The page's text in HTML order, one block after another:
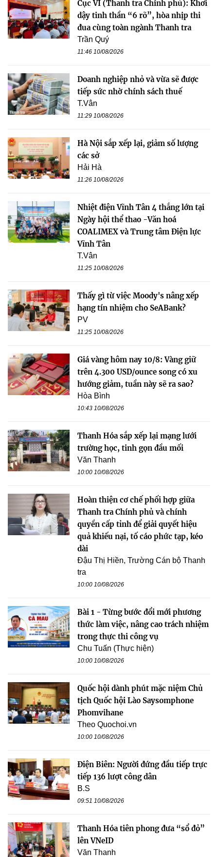
Cục VI (Thanh tra Chính phủ): Khơi
dậy tinh thần “6 rõ”, hòa nhịp thi
đua cùng toàn ngành Thanh tra
Trần Quý
11:46 10/08/2026
Doanh nghiệp nhỏ và vừa sẽ được
tiếp sức nhờ chính sách thuế
T.Vân
11:29 10/08/2026
Hà Nội sắp xếp lại, giảm số lượng
các sở
Hải Hà
11:26 10/08/2026
Nhiệt điện Vĩnh Tân 4 thắng lớn tại
Ngày hội thể thao -Văn hoá
COALIMEX và Trung tâm Điện lực
Vĩnh Tân
T.Vân
11:25 10/08/2026
Thấy gì từ việc Moody's nâng xếp
hạng tín nhiệm cho SeABank?
PV
11:25 10/08/2026
Giá vàng hôm nay 10/8: Vàng giữ
trên 4.300 USD/ounce song có xu
hướng giảm, tuần này sẽ ra sao?
Hòa Bình
10:43 10/08/2026
Thanh Hóa sắp xếp lại mạng lưới
trường học, tinh gọn đầu mối
Văn Thanh
10:00 10/08/2026
Hoàn thiện cơ chế phối hợp giữa
Thanh tra Chính phủ và chính
quyền cấp tỉnh để giải quyết hiệu
quả khiếu nại, tố cáo phức tạp, kéo
dài
Đậu Thị Hiền, Trường Cán bộ Thanh
tra
10:00 10/08/2026
Bài 1 - Từng bước đổi mới phương
thức làm việc, nâng cao trách nhiệm
trong thực thi công vụ
Chu Tuấn (Thực hiện)
10:00 10/08/2026
Quốc hội dành phút mặc niệm Chủ
tịch Quốc hội Lào Saysomphone
Phomvihane
Theo Quochoi.vn
10:00 10/08/2026
Điện Biên: Người đứng đầu tiếp trực
tiếp 136 lượt công dân
B.S
09:51 10/08/2026
Thanh Hóa tiên phong đưa “sổ đỏ”
lên VNeID
Văn Thanh